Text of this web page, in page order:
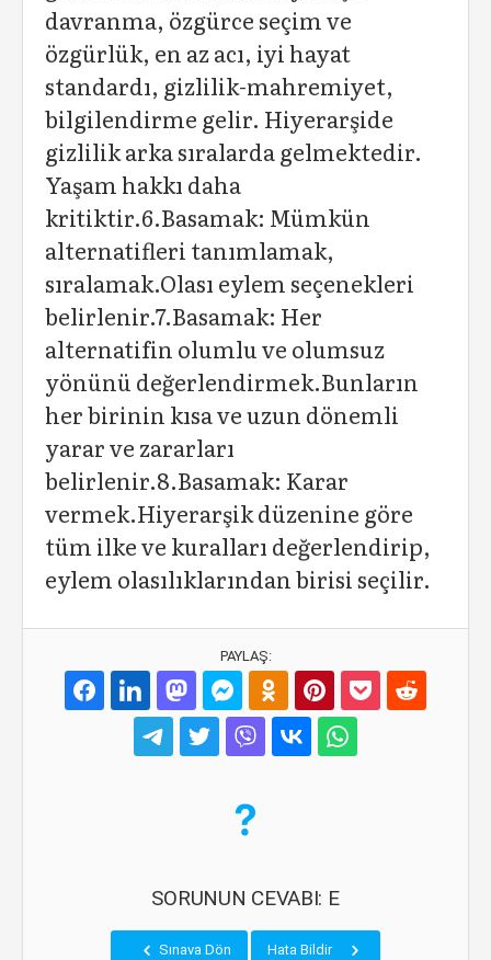
davranma, özgürce seçim ve
özgürlük, en az acı, iyi hayat
standardı, gizlilik-mahremiyet,
bilgilendirme gelir. Hiyerarşide
gizlilik arka sıralarda gelmektedir.
Yaşam hakkı daha
kritiktir.6.Basamak: Mümkün
alternatifleri tanımlamak,
sıralamak.Olası eylem seçenekleri
belirlenir.7.Basamak: Her
alternatifin olumlu ve olumsuz
yönünü değerlendirmek.Bunların
her birinin kısa ve uzun dönemli
yarar ve zararları
belirlenir.8.Basamak: Karar
vermek.Hiyerarşik düzenine göre
tüm ilke ve kuralları değerlendirip,
eylem olasılıklarından birisi seçilir.
PAYLAŞ:
SORUNUN CEVABI: E
Sınava Dön Hata Bildir